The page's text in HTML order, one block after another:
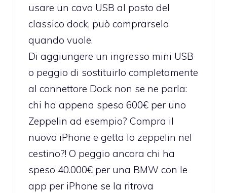
usare un cavo USB al posto del
classico dock, può comprarselo
quando vuole.
Di aggiungere un ingresso mini USB
o peggio di sostituirlo completamente
al connettore Dock non se ne parla:
chi ha appena speso 600€ per uno
Zeppelin ad esempio? Compra il
nuovo iPhone e getta lo zeppelin nel
cestino?! O peggio ancora chi ha
speso 40.000€ per una BMW con le
app per iPhone se la ritrova